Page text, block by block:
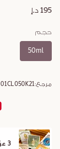
195 د.إ
حجم
50ml
مرجع:01CL050K21